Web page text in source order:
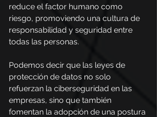
reduce el factor humano como
riesgo, promoviendo una cultura de
responsabilidad y seguridad entre
todas las personas.
Podemos decir que las leyes de
protección de datos no solo
refuerzan la ciberseguridad en las
empresas, sino que también
fomentan la adopción de una postura